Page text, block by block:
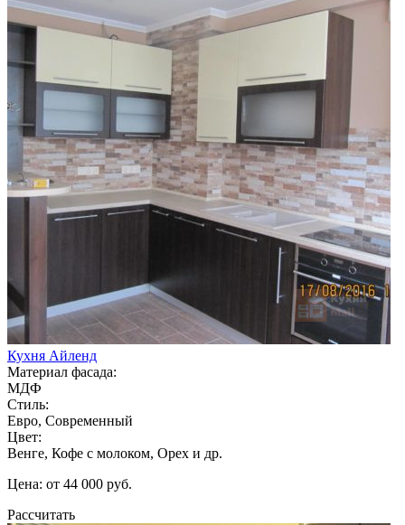
Кухня Айленд
Материал фасада:
МДФ
Стиль:
Евро, Современный
Цвет:
Венге, Кофе с молоком, Орех и др.
Цена: от 44 000 руб.
Рассчитать